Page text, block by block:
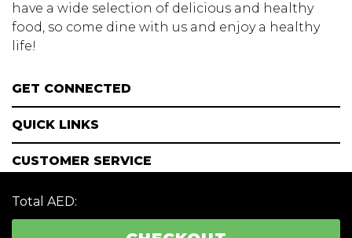
Total AED:
have a wide selection of delicious and healthy
food, so come dine with us and enjoy a healthy
life!
GET CONNECTED
QUICK LINKS
CUSTOMER SERVICE
MY ACCOUNT